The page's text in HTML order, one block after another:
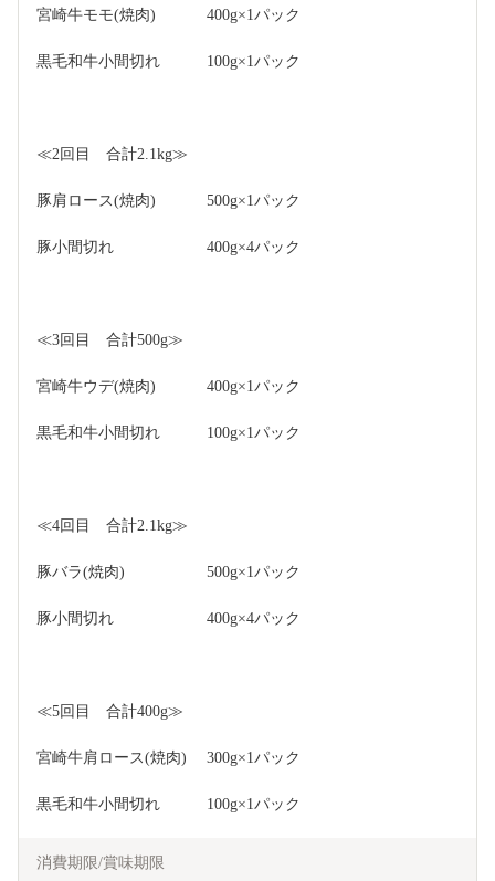
宮崎牛モモ(焼肉)　　　 400g×1パック
黒毛和牛小間切れ　　　100g×1パック
≪2回目　合計2.1kg≫
豚肩ロース(焼肉)　　　 500g×1パック
豚小間切れ　　　　　　400g×4パック
≪3回目　合計500g≫
宮崎牛ウデ(焼肉)　　　 400g×1パック
黒毛和牛小間切れ　　　100g×1パック
≪4回目　合計2.1kg≫
豚バラ(焼肉)　　　　　 500g×1パック
豚小間切れ　　　　　　400g×4パック
≪5回目　合計400g≫
宮崎牛肩ロース(焼肉)　 300g×1パック
黒毛和牛小間切れ　　　100g×1パック
消費期限/賞味期限